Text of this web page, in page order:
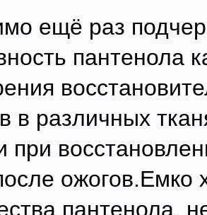
ещё раз
пантенола
в различных
при
ожогов.Емко
пантенола,